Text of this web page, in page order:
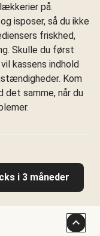
på.
isposer, så du ikke
friskhed,
Skulle du først
kassens indhold
Kom
det samme, når du
i 3 måneder